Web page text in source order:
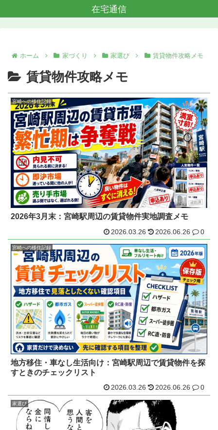
在宅通信
ホーム 家づくり 家選び 賃貸物件攻略メモ
賃貸物件攻略メモ
宮崎への移住記録
2026年3月末：宮崎駅周辺の賃貸物件実地調査メモ
2026.03.26 2026.06.26 0
宮崎への移住記録
地方移住・車なし生活向け：宮崎駅周辺で賃貸物件を探
すときのチェックリスト
2026.03.26 2026.06.26 0
家選び